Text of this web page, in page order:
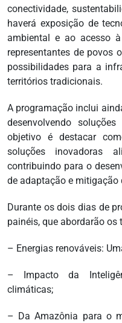
conectividade,
haverá exposição de
ambiental e ao acesso
representantes de povos
possibilidades para a
territórios tradicionais.
A programação inclui
desenvolvendo
objetivo é destacar
soluções inovadoras
contribuindo para o
de adaptação e
Durante os dois dias de
painéis, que abordarão os
– Energias renováveis:
– Impacto da
climáticas;
– Da Amazônia para o